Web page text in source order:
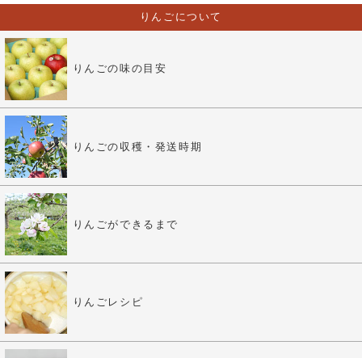
りんごについて
りんごの味の目安
りんごの収穫・発送時期
りんごができるまで
りんごレシピ